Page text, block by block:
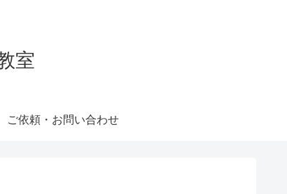
室
ご依頼・お問い合わせ